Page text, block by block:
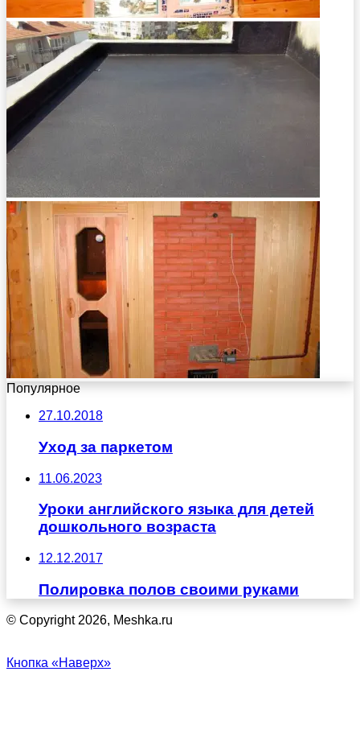
Популярное
27.10.2018
Уход за паркетом
11.06.2023
Уроки английского языка для детей
дошкольного возраста
12.12.2017
Полировка полов своими руками
© Copyright 2026, Meshka.ru
Кнопка «Наверх»